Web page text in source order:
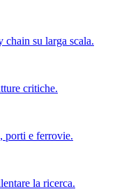
su larga scala.
critiche.
porti e ferrovie.
la ricerca.